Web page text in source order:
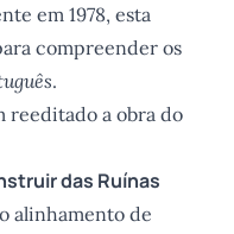
em 1978, esta
compreender os
.
reeditado a obra do
das Ruínas
alinhamento de